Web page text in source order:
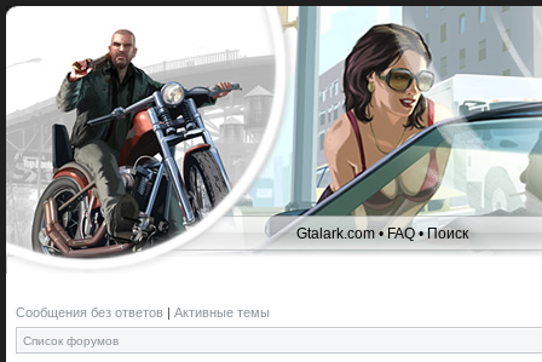
Gtalark.com •FAQ•Поиск
Сообщения без ответов | Активные темы
Список форумов